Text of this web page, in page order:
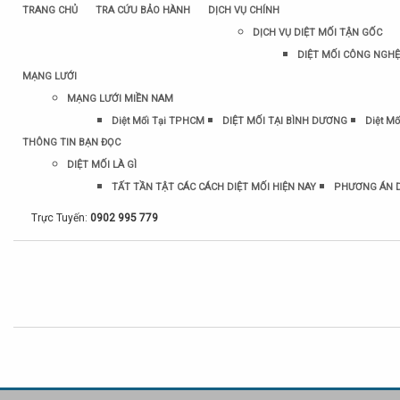
TRANG CHỦ TRA CỨU BẢO HÀNH
DỊCH VỤ CHÍNH
DỊCH VỤ DIỆT MỐI TẬN GỐC
DIỆT MỐI CÔNG
MẠNG LƯỚI
MẠNG LƯỚI MIỀN NAM
Diệt Mối Tại TPHCM
DIỆT MỐI TẠI BÌNH DƯƠNG
Diệt
THÔNG TIN BẠN ĐỌC
DIỆT MỐI LÀ GÌ
TẤT TẦN TẬT CÁC CÁCH DIỆT MỐI HIỆN NAY
PHƯƠNG ÁN
Trực Tuyến: 0902 995 779